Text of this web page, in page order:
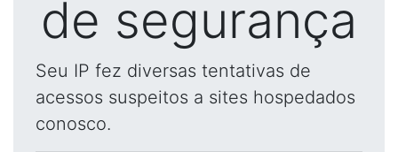
de segurança
Seu IP fez diversas tentativas de
acessos suspeitos a sites hospedados
conosco.